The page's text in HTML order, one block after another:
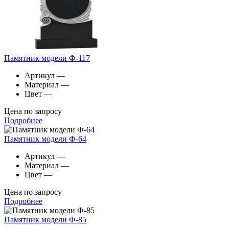
Памятник модели Ф-117
Артикул —
Материал —
Цвет —
Цена по запросу
Подробнее
Памятник модели Ф-64
Артикул —
Материал —
Цвет —
Цена по запросу
Подробнее
Памятник модели Ф-85